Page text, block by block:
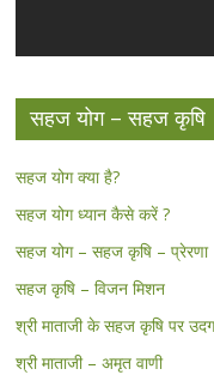
सहज योग – सहज कृषि
सहज योग क्या है?
सहज योग ध्यान कैसे करें ?
सहज योग – सहज कृषि – प्रेरणा
सहज कृषि – विजन मिशन
श्री माताजी के सहज कृषि पर
श्री माताजी – अमृत वाणी